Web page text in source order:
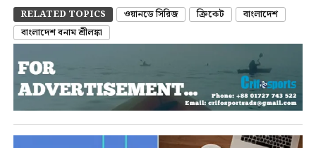
RELATED TOPICS ওয়ানডে সিরিজ ক্রিকেট
বাংলাদেশ
বাংলাদেশ বনাম শ্রীলঙ্কা